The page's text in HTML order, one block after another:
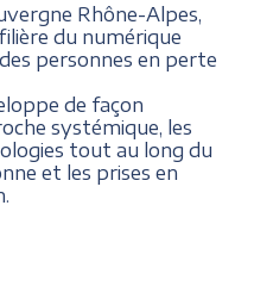
Rhône-Alpes,
du numérique
personnes en perte
de façon
systémique, les
tout au long du
et les prises en